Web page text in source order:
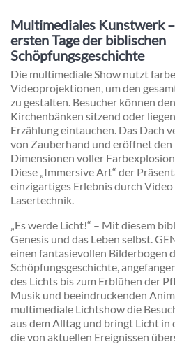
Multimediales Kunstwerk
ersten Tage der biblischen
Schöpfungsgeschichte
Die multimediale Show nutzt
Videoprojektionen, um den
zu gestalten. Besucher können
Kirchenbänken sitzend oder
Erzählung eintauchen. Das Dach
von Zauberhand und eröffnet
Dimensionen voller
Diese „Immersive Art“ der
einzigartiges Erlebnis durch
Lasertechnik.
„Es werde Licht!“ – Mit diesem
Genesis und das Leben selbst.
einen fantasievollen Bilderbogen
Schöpfungsgeschichte,
des Lichts bis zum Erblühen der
Musik und beeindruckenden
multimediale Lichtshow die
aus dem Alltag und bringt Licht in
die von aktuellen Ereignissen